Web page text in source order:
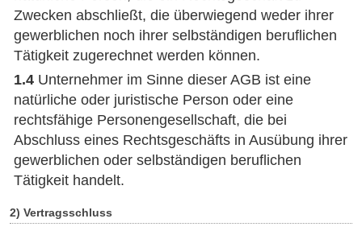
Zwecken abschließt, die überwiegend weder ihrer
gewerblichen noch ihrer selbständigen beruflichen
Tätigkeit zugerechnet werden können.
1.4 Unternehmer im Sinne dieser AGB ist eine
natürliche oder juristische Person oder eine
rechtsfähige Personengesellschaft, die bei
Abschluss eines Rechtsgeschäfts in Ausübung ihrer
gewerblichen oder selbständigen beruflichen
Tätigkeit handelt.
2) Vertragsschluss